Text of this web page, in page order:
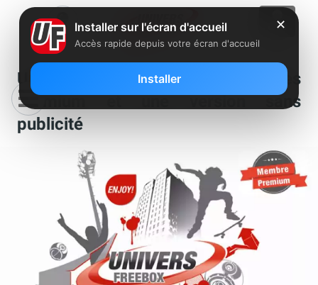
Univers Freebox lance les comptes
premium et une version sans
publicité
✕
Installer sur l'écran d'accueil
Accès rapide depuis votre écran d'accueil
Installer